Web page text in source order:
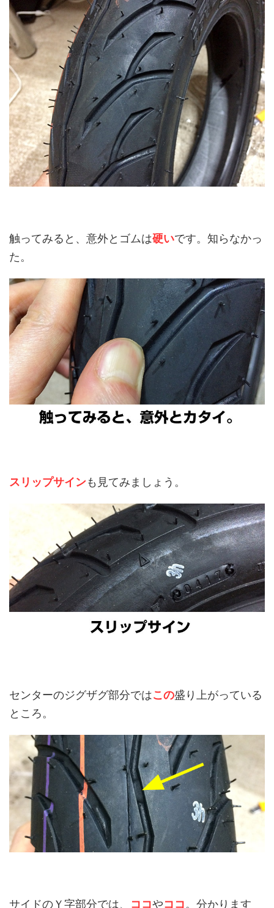
触ってみると、意外とゴムは硬いです。知らなかっ
た。
スリップサインも見てみましょう。
センターのジグザグ部分ではこの盛り上がっている
ところ。
サイドのＹ字部分では、 ココやココ。分かります